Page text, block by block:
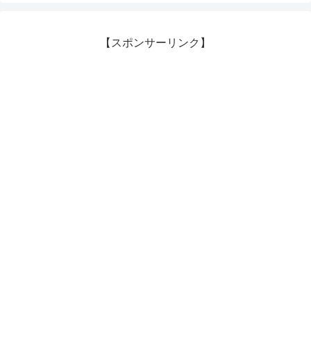
【スポンサーリンク】